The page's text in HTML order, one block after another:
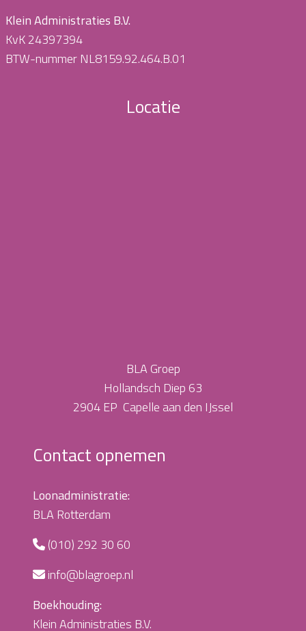
Klein Administraties B.V.
KvK 24397394
BTW-nummer NL8159.92.464.B.01
Locatie
BLA Groep
Hollandsch Diep 63
2904 EP Capelle aan den IJssel
Contact opnemen
Loonadministratie:
BLA Rotterdam
(010) 292 30 60
info@blagroep.nl
Boekhouding:
Klein Administraties B.V.